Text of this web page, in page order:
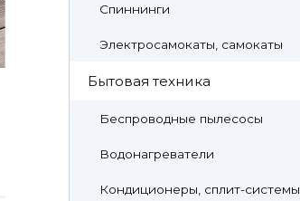
Спиннинги
Электросамокаты, самокаты
Бытовая техника
Беспроводные пылесосы
Водонагреватели
Кондиционеры, сплит-системы